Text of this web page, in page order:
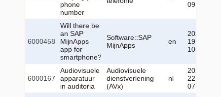
phone
number
09:13:20
6000458
Will there be
an SAP
MijnApps
app for
smartphone?
Software::SAP
MijnApps
en
2023-09-
19
10:52:27
6000167
Audiovisuele
apparatuur
in auditoria
Audiovisuele
dienstverlening
(AVx)
nl
2026-06-
22
07:11:21